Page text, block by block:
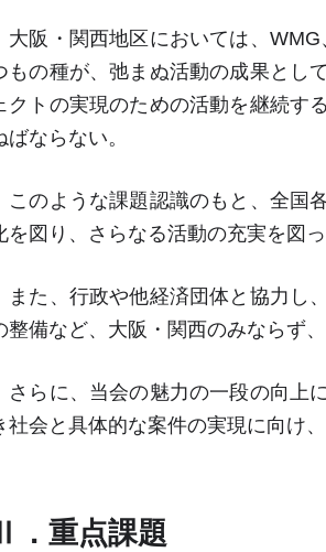
阪・関西地区においては、 WMG
もの種が、弛まぬ活動の成果とし
クトの実現のための活動を継続す
ばならない。
のような課題認識のもと、全国
を図り、さらなる活動の充実を図っ
た、行政や他経済団体と協力し
整備など、大阪・関西のみならず
らに、当会の魅力の一段の向上
社会と具体的な案件の実現に向け
．重点課題